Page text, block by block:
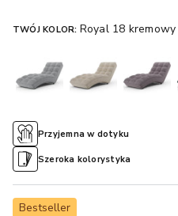
Bestseller
TWÓJ KOLOR: Royal 18 kremowy
Przyjemna w dotyku
Szeroka kolorystyka